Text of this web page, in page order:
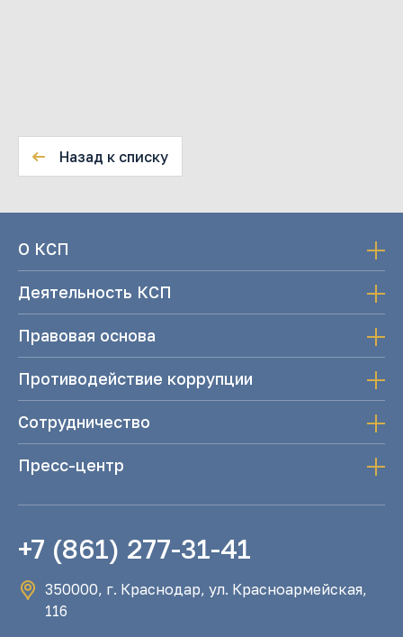
Назад к списку
О КСП
Деятельность КСП
Правовая основа
Противодействие коррупции
Сотрудничество
Пресс-центр
+7 (861) 277-31-41
350000, г. Краснодар, ул. Красноармейская,
116